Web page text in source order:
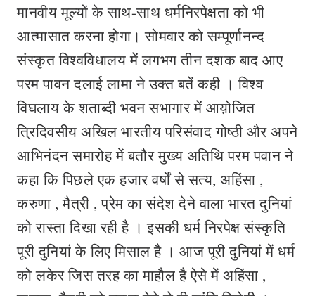
मानवीय मूल्यों के साथ-साथ धर्मनिरपेक्षता को भी
आत्मासात करना होगा। सोमवार को सम्पूर्णानन्द
संस्कृत विश्वविधालय में लगभग तीन दशक बाद आए
परम पावन दलाई लामा ने उक्त बतें कही । विश्व
विघलाय के शताब्दी भवन सभागार में आय़ोजित
त्रिदिवसीय अखिल भारतीय परिसंवाद गोष्ठी और अपने
आभिनंदन समारोह में बतौर मुख्य अतिथि परम पवान ने
कहा कि पिछले एक हजार वर्षों से सत्य, अहिंसा ,
करुणा , मैत्री , प्रेम का संदेश देने वाला भारत दुनियां
को रास्ता दिखा रही है । इसकी धर्म निरपेक्ष संस्कृति
पूरी दुनियां के लिए मिसाल है । आज पूरी दुनियां में धर्म
को लकेर जिस तरह का माहौल है ऐसे में अहिंसा ,